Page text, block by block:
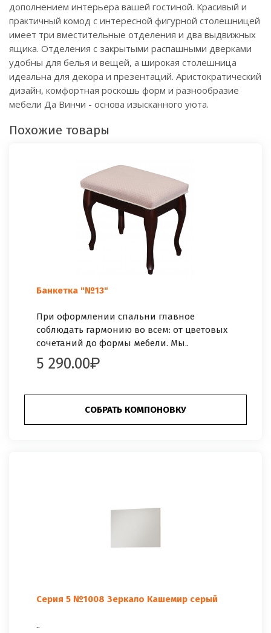
дополнением интерьера вашей гостиной. Красивый и
практичный комод с интересной фигурной столешницей
имеет три вместительные отделения и два выдвижных
ящика. Отделения с закрытыми распашными дверками
удобны для белья и вещей, а широкая столешница
идеальна для декора и презентаций. Аристократический
дизайн, комфортная роскошь форм и разнообразие
мебели Да Винчи - основа изысканного уюта.
Похожие товары
Банкетка "№13"
При оформлении спальни главное
соблюдать гармонию во всем: от цветовых
сочетаний до формы мебели. Мы..
5 290.00
СОБРАТЬ КОМПОНОВКУ
Серия 5 №1008 Зеркало Кашемир серый
..